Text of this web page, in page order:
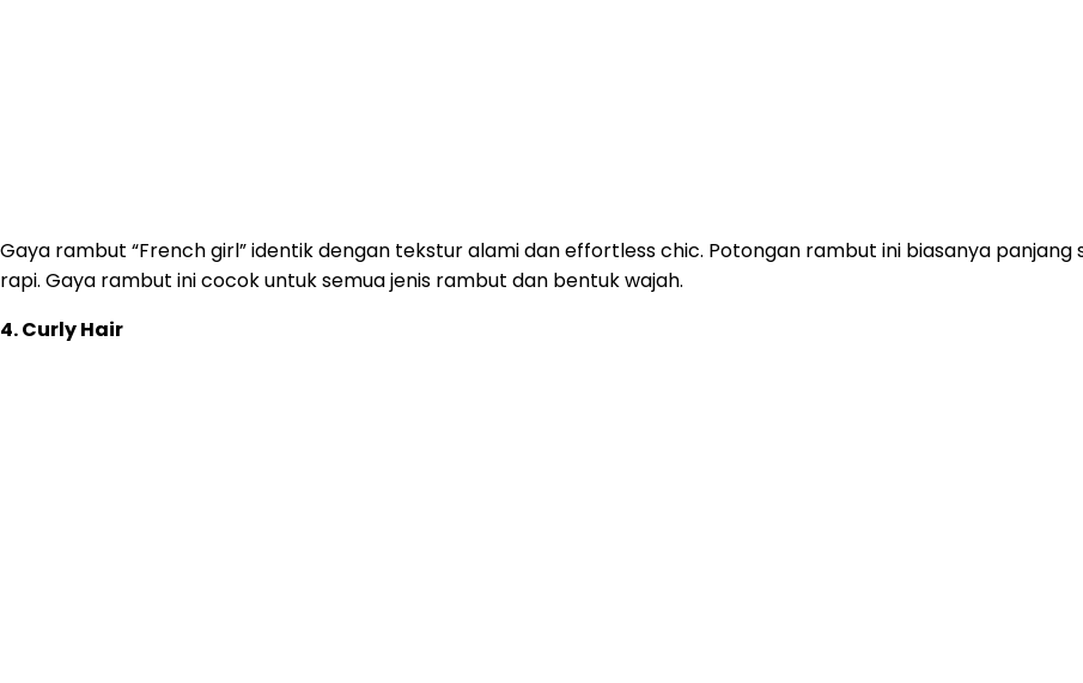
Gaya rambut “French girl” identik dengan tekstur alami dan effortless chic. Potongan rambut ini biasanya
rapi. Gaya rambut ini cocok untuk semua jenis rambut dan bentuk wajah.
4. Curly Hair